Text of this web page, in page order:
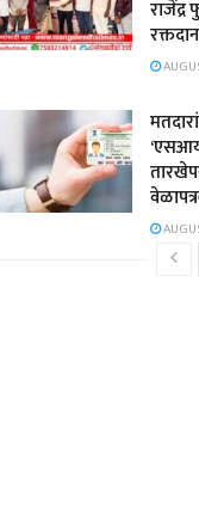
राजेंद्र